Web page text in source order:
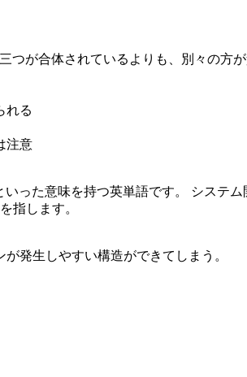
が合体されているよりも、別々の方
れる
注意
った意味を持つ英単語です。 システ
指します。
発生しやすい構造ができてしまう。